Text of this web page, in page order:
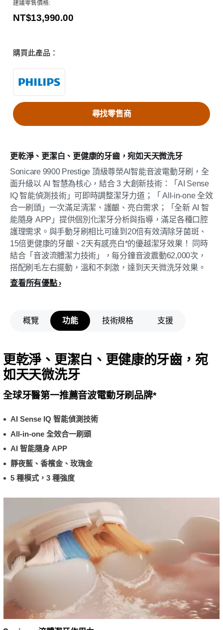
更乾淨、更潔白、更健康的牙齒，宛如天天微洗牙
Sonicare 9900 Prestige 頂級尊榮AI智能音波電動牙刷，全
面升級以 AI 智慧為核心，結合 3 大創新技術：「AI Sense
IQ 智能偵測技術」可即時調整潔牙力道；「 All-in-one 全效
合一刷頭」一次滿足清潔、護齦、亮白需求；「全新 AI 智
能隨身 APP」提供個別化潔牙分析與指導，滿足各種口腔
護理需求。與手動牙刷相比可達到20倍有效清除牙菌斑、
15倍更健康的牙齦、2天有感亮白*的優越潔牙效果！ 同時
結合「音波流體潔力技術」，每分鐘音波震動62,000次，
搭配刷毛左右擺動，溫和不刺激，達到天天微洗牙效果。
查看所有優點
建議零售價格:
NT$13,990.00
購買此產品：
尋找零售商
概覽 功能 技術規格 支援
更乾淨、更潔白、更健康的牙齒，宛
如天天微洗牙
全球牙醫第一推薦音波電動牙刷品牌*
AI Sense IQ 智能偵測技術
All-in-one 全效合一刷頭
AI 智能隨身 APP
靜夜藍、香檳金、玫瑰金
5 種模式，3 種強度